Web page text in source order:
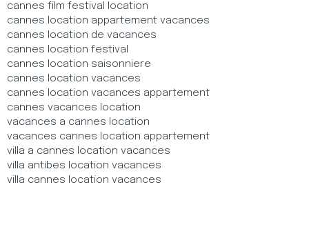
cannes film festival location
cannes location appartement vacances
cannes location de vacances
cannes location festival
cannes location saisonniere
cannes location vacances
cannes location vacances appartement
cannes vacances location
vacances a cannes location
vacances cannes location appartement
villa a cannes location vacances
villa antibes location vacances
villa cannes location vacances